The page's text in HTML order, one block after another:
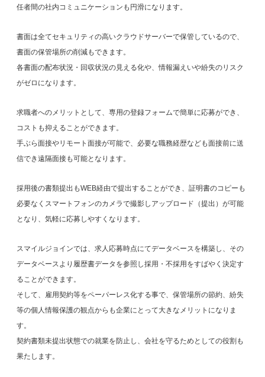
任者間の社内コミュニケーションも円滑になります。
書面は全てセキュリティの高いクラウドサーバーで保管しているので、
書面の保管場所の削減もできます。
各書面の配布状況・回収状況の見える化や、情報漏えいや紛失のリスク
がゼロになります。
求職者へのメリットとして、専用の登録フォームで簡単に応募ができ、
コストも抑えることができます。
手ぶら面接やリモート面接が可能で、必要な職務経歴なども面接前に送
信でき遠隔面接も可能となります。
採用後の書類提出もWEB経由で提出することができ、証明書のコピーも
必要なくスマートフォンのカメラで撮影しアップロード（提出）が可能
となり、気軽に応募しやすくなります。
スマイルジョインでは、求人応募時点にてデータベースを構築し、その
データベースより履歴書データを参照し採用・不採用をすばやく決定す
ることができます。
そして、雇用契約等をペーパーレス化する事で、保管場所の節約、紛失
等の個人情報保護の観点からも企業にとって大きなメリットになりま
す。
契約書類未提出状態での就業を防止し、会社を守るためとしての役割も
果たします。